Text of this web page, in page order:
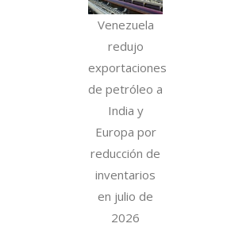
Venezuela
redujo
exportaciones
de petróleo a
India y
Europa por
reducción de
inventarios
en julio de
2026